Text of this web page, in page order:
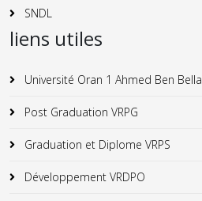
SNDL
liens utiles
Université Oran 1 Ahmed Ben Bella
Post Graduation VRPG
Graduation et Diplome VRPS
Développement VRDPO